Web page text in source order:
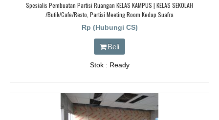
Spesialis Pembuatan Partisi Ruangan KELAS KAMPUS | KELAS SEKOLAH
/butik/cafe/resto, Partisi Meeting Room Kedap Suafra
Rp (Hubungi CS)
Beli
Stok : Ready